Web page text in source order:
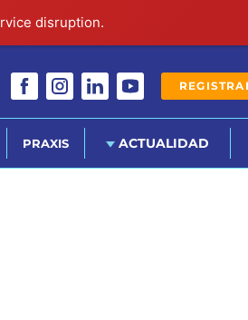
disruption.
PRAXIS ACTUALIDAD